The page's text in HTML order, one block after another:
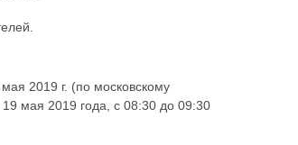
2019 г. (по московскому
19 мая 2019 года, с 08:30 до 09:30